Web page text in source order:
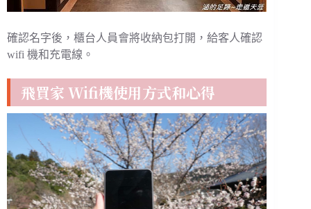
確認名字後，櫃台人員會將收納包打開，給客人確認
wifi 機和充電線。
飛買家 Wifi機使用方式和心得